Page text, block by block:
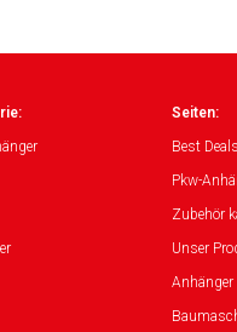
Seiten:
Best Deals
Pkw-
Zubehör
Unser
Anhänger